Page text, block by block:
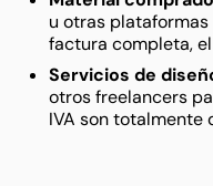
u otras
factura completa,
Servicios de
otros freelancers
IVA son totalmente